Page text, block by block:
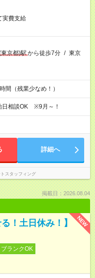
実費支給
京都)駅から徒歩7分 / 東京
間（残業少なめ！）
相談OK ※9月～！
詳細へ
スタッフィング
掲載日：2026.08.04
NEW
！土日休み！】
ブランクOK